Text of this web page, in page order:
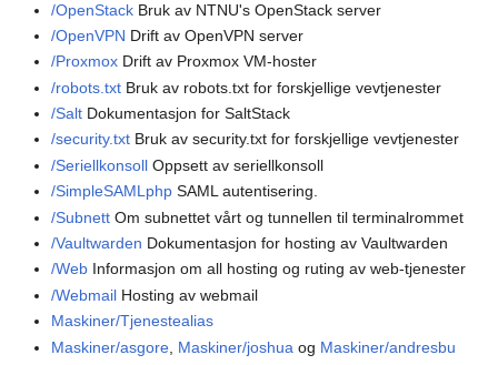
/OpenStack Bruk av NTNU's OpenStack server
/OpenVPN Drift av OpenVPN server
/Proxmox Drift av Proxmox VM-hoster
/robots.txt Bruk av robots.txt for forskjellige vevtjenester
/Salt Dokumentasjon for SaltStack
/security.txt Bruk av security.txt for forskjellige vevtjenester
/Seriellkonsoll Oppsett av seriellkonsoll
/SimpleSAMLphp SAML autentisering.
/Subnett Om subnettet vårt og tunnellen til terminalrommet
/Vaultwarden Dokumentasjon for hosting av Vaultwarden
/Web Informasjon om all hosting og ruting av web-tjenester
/Webmail Hosting av webmail
Maskiner/Tjenestealias
Maskiner/asgore Maskiner/joshua og Maskiner/andresbu